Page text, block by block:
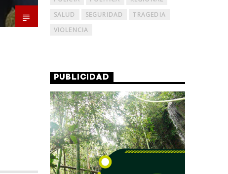
SALUD
SEGURIDAD
TRAGEDIA
VIOLENCIA
PUBLICIDAD